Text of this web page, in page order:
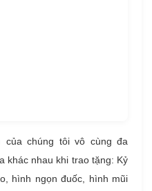
của chúng tôi vô cùng đa
khác nhau khi trao tặng: Kỷ
hình ngọn đuốc, hình mũi